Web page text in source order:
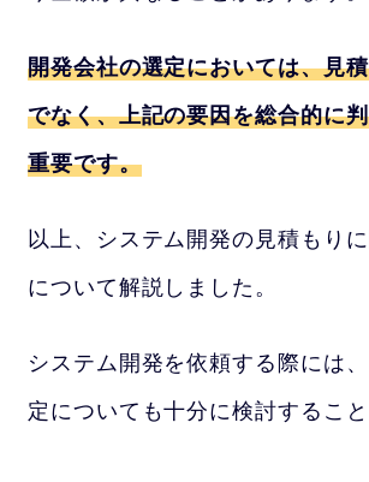
開発会社の選定においては、見
でなく、上記の要因を総合的に
重要です。
以上、システム開発の見積もり
について解説しました。
システム開発を依頼する際には
定についても十分に検討すること